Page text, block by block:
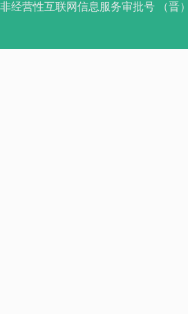
非经营性互联网信息服务审批号 （晋